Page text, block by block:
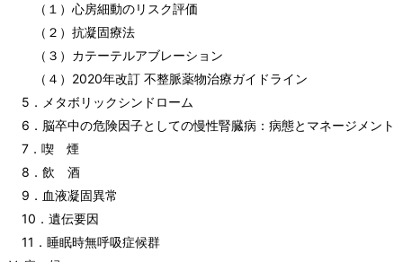
（１）心房細動のリスク評価
（２）抗凝固療法
（３）カテーテルアブレーション
（４）2020年改訂 不整脈薬物治療ガイドライン
5．メタボリックシンドローム
6．脳卒中の危険因子としての慢性腎臓病：病態とマネージメント
7．喫 煙
8．飲 酒
9．血液凝固異常
10．遺伝要因
11．睡眠時無呼吸症候群